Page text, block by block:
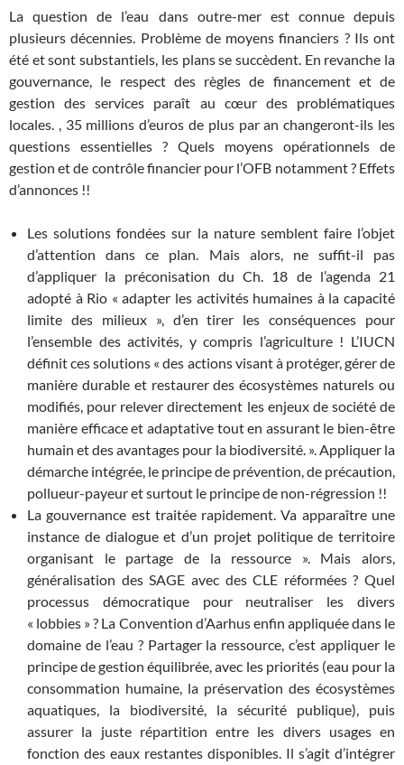
La question de l’eau dans outre-mer est connue depuis
plusieurs décennies. Problème de moyens financiers ? Ils ont
été et sont substantiels, les plans se succèdent. En revanche la
gouvernance, le respect des règles de financement et de
gestion des services paraît au cœur des problématiques
locales. , 35 millions d’euros de plus par an changeront-ils les
questions essentielles ? Quels moyens opérationnels de
gestion et de contrôle financier pour l’OFB notamment ? Effets
d’annonces !!
Les solutions fondées sur la nature semblent faire l’objet
d’attention dans ce plan. Mais alors, ne suffit-il pas
d’appliquer la préconisation du Ch. 18 de l’agenda 21
adopté à Rio « adapter les activités humaines à la capacité
limite des milieux », d’en tirer les conséquences pour
l’ensemble des activités, y compris l’agriculture ! L’IUCN
définit ces solutions « des actions visant à protéger, gérer de
manière durable et restaurer des écosystèmes naturels ou
modifiés, pour relever directement les enjeux de société de
manière efficace et adaptative tout en assurant le bien-être
humain et des avantages pour la biodiversité. ». Appliquer la
démarche intégrée, le principe de prévention, de précaution,
pollueur-payeur et surtout le principe de non-régression !!
La gouvernance est traitée rapidement. Va apparaître une
instance de dialogue et d’un projet politique de territoire
organisant le partage de la ressource ». Mais alors,
généralisation des SAGE avec des CLE réformées ? Quel
processus démocratique pour neutraliser les divers
« lobbies » ? La Convention d’Aarhus enfin appliquée dans le
domaine de l’eau ? Partager la ressource, c’est appliquer le
principe de gestion équilibrée, avec les priorités (eau pour la
consommation humaine, la préservation des écosystèmes
aquatiques, la biodiversité, la sécurité publique), puis
assurer la juste répartition entre les divers usages en
fonction des eaux restantes disponibles. Il s’agit d’intégrer